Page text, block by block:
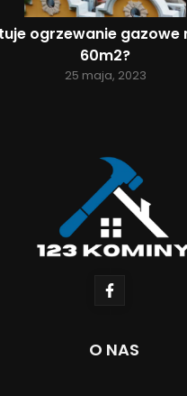
ogrzewanie gazowe
60m2?
25 maja, 2023
O NAS